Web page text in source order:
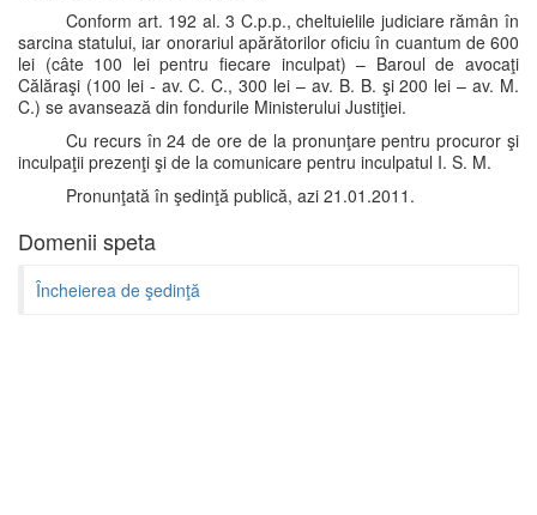
Conform art. 192 al. 3 C.p.p., cheltuielile judiciare rămân în
sarcina statului, iar onorariul apărătorilor oficiu în cuantum de 600
lei (câte 100 lei pentru fiecare inculpat) – Baroul de avocaţi
Călăraşi (100 lei - av. C. C., 300 lei – av. B. B. şi 200 lei – av. M.
C.) se avansează din fondurile Ministerului Justiţiei.
Cu recurs în 24 de ore de la pronunţare pentru procuror şi
inculpaţii prezenţi şi de la comunicare pentru inculpatul I. S. M.
Pronunţată în şedinţă publică, azi 21.01.2011.
Domenii speta
Încheierea de şedinţă